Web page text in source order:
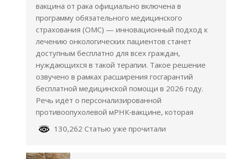
вакцина от рака официально включена в
программу обязательного медицинского
страхования (ОМС) — инновационный подход к
лечению онкологических пациентов станет
доступным бесплатно для всех граждан,
нуждающихся в такой терапии. Такое решение
озвучено в рамках расширения госгарантий
бесплатной медицинской помощи в 2026 году.
Речь идёт о персонализированной
противоопухолевой мРНК‑вакцине, которая
130,262 Статью уже прочитали